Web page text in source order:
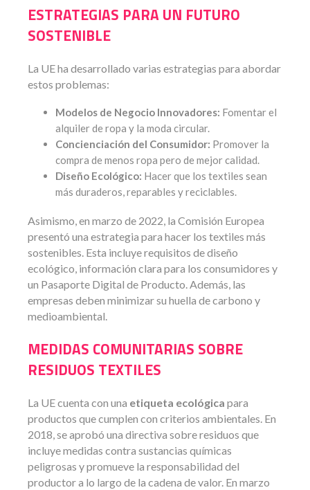
ESTRATEGIAS PARA UN FUTURO
SOSTENIBLE
La UE ha desarrollado varias estrategias para abordar
estos problemas:
Modelos de Negocio Innovadores: Fomentar el
alquiler de ropa y la moda circular.
Concienciación del Consumidor: Promover la
compra de menos ropa pero de mejor calidad.
Diseño Ecológico: Hacer que los textiles sean
más duraderos, reparables y reciclables.
Asimismo, en marzo de 2022, la Comisión Europea
presentó una estrategia para hacer los textiles más
sostenibles. Esta incluye requisitos de diseño
ecológico, información clara para los consumidores y
un Pasaporte Digital de Producto. Además, las
empresas deben minimizar su huella de carbono y
medioambiental.
MEDIDAS COMUNITARIAS SOBRE
RESIDUOS TEXTILES
La UE cuenta con una etiqueta ecológica para
productos que cumplen con criterios ambientales. En
2018, se aprobó una directiva sobre residuos que
incluye medidas contra sustancias químicas
peligrosas y promueve la responsabilidad del
productor a lo largo de la cadena de valor. En marzo